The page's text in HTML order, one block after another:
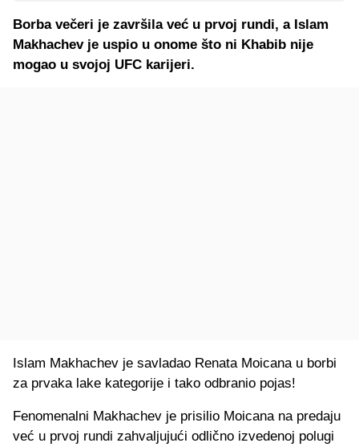
Borba večeri je završila već u prvoj rundi, a Islam
Makhachev je uspio u onome što ni Khabib nije
mogao u svojoj UFC karijeri.
Islam Makhachev je savladao Renata Moicana u borbi
za prvaka lake kategorije i tako odbranio pojas!
Fenomenalni Makhachev je prisilio Moicana na predaju
već u prvoj rundi zahvaljujući odlično izvedenoj polugi